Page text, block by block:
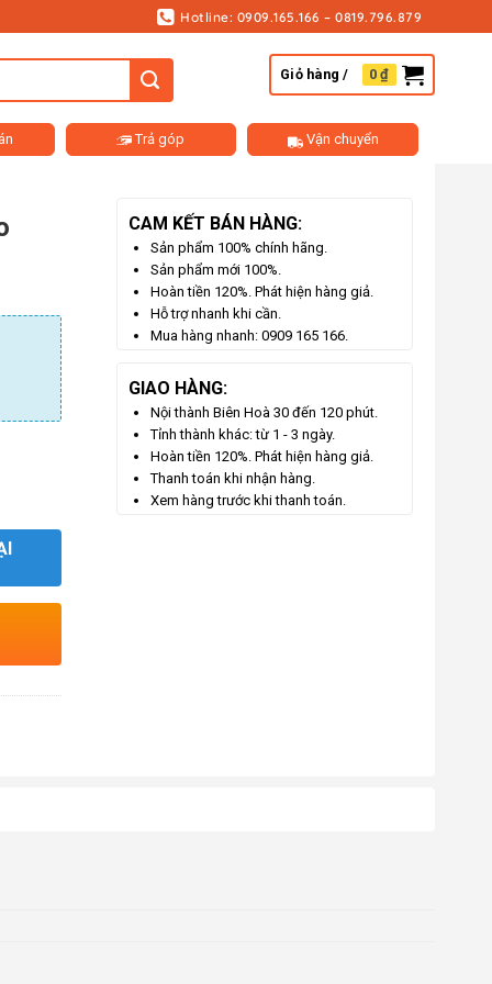
Hotline: 0909.165.166 – 0819.796.879
Giỏ hàng / 0₫
Trả góp Vận chuyển
CAM KẾT BÁN HÀNG:
Sản phẩm 100% chính hãng.
Sản phẩm mới 100%.
Hoàn tiền 120%. Phát hiện hàng giả.
Hỗ trợ nhanh khi cần.
Mua hàng nhanh: 0909 165 166.
GIAO HÀNG:
Nội thành Biên Hoà 30 đến 120 phút.
Tỉnh thành khác: từ 1 - 3 ngày.
Hoàn tiền 120%. Phát hiện hàng giả.
Thanh toán khi nhận hàng.
Xem hàng trước khi thanh toán.